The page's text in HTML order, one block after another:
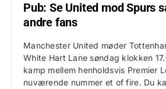
Pub: Se United mod Spurs
andre fans
Manchester United møder
White Hart Lane søndag klokken
kamp mellem henholdsvis Premier
nuværende nummer et of fire. Du